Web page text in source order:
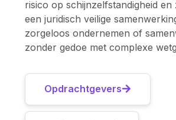
risico op schijnzelfstandigheid
een juridisch veilige
zorgeloos ondernemen of
zonder gedoe met complexe
Opdrachtgevers